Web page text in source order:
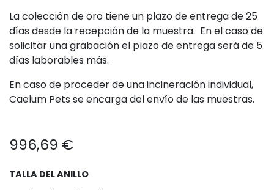
La colección de oro tiene un plazo de entrega de 25
días desde la recepción de la muestra. En el caso de
solicitar una grabación el plazo de entrega será de 5
días laborables más.
En caso de proceder de una incineración individual,
Caelum Pets se encarga del envío de las muestras.
996,69 €
TALLA DEL ANILLO